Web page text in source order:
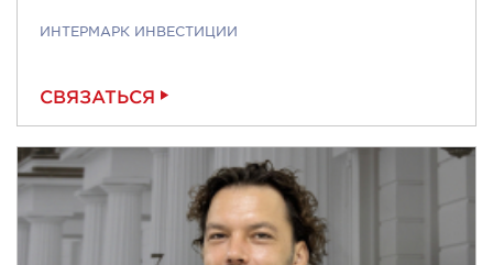
ИНТЕРМАРК ИНВЕСТИЦИИ
СВЯЗАТЬСЯ